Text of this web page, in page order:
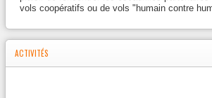
vols coopératifs ou de vols "humain contre
ACTIVITÉS